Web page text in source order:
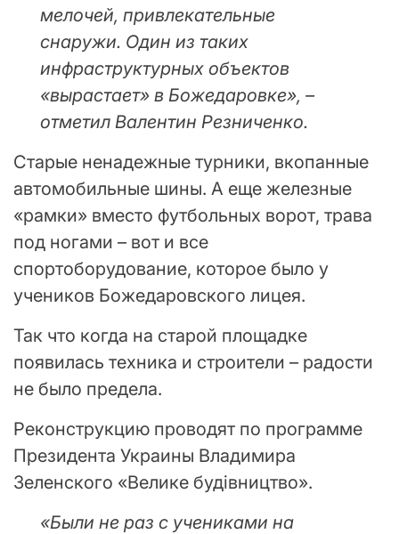
мелочей, привлекательные
снаружи. Один из таких
инфраструктурных объектов
«вырастает» в Божедаровке», –
отметил Валентин Резниченко.
Старые ненадежные турники, вкопанные
автомобильные шины. А еще железные
«рамки» вместо футбольных ворот, трава
под ногами – вот и все
спортоборудование, которое было у
учеников Божедаровского лицея.
Так что когда на старой площадке
появилась техника и строители – радости
не было предела.
Реконструкцию проводят по программе
Президента Украины Владимира
Зеленского «Велике будівництво».
«Были не раз с учениками на